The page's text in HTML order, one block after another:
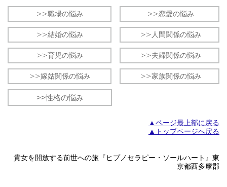
>>職場の悩み >>恋愛の悩み
>>結婚の悩み >>人間関係の悩み
>>育児の悩み >>夫婦関係の悩み
>>嫁姑関係の悩み >>家族関係の悩み
>>性格の悩み
▲ページ最上部に戻る
▲トップページへ戻る
貴女を開放する前世への旅『ヒプノセラピー・ソールハート』東
京都西多摩郡